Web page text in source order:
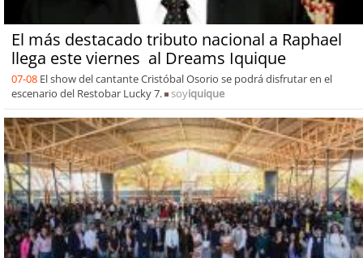
El más destacado tributo nacional a Raphael
llega este viernes al Dreams Iquique
07-08 El show del cantante Cristóbal Osorio se podrá disfrutar en el
escenario del Restobar Lucky 7.
soyiquique